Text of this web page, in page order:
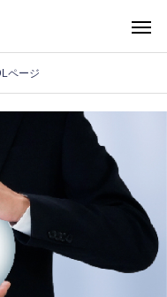
ページ